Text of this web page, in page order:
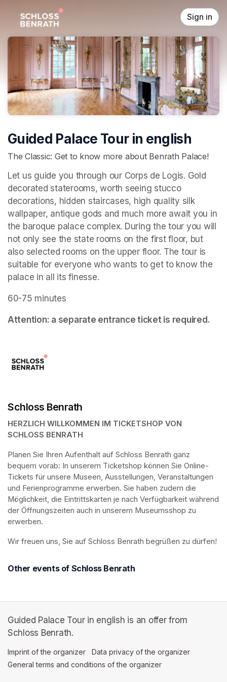
Sign in
Guided Palace Tour in english
The Classic: Get to know more about Benrath Palace!
Let us guide you through our Corps de Logis. Gold
decorated staterooms, worth seeing stucco
decorations, hidden staircases, high quality silk
wallpaper, antique gods and much more await you in
the baroque palace complex. During the tour you will
not only see the state rooms on the first floor, but
also selected rooms on the upper floor. The tour is
suitable for everyone who wants to get to know the
palace in all its finesse.
60-75 minutes
Attention: a separate entrance ticket is required.
Schloss Benrath
HERZLICH WILLKOMMEN IM TICKETSHOP VON
SCHLOSS BENRATH
Planen Sie Ihren Aufenthalt auf Schloss Benrath ganz
bequem vorab: In unserem Ticketshop können Sie Online-
Tickets für unsere Museen, Ausstellungen, Veranstaltungen
und Ferienprogramme erwerben. Sie haben zudem die
Möglichkeit, die Eintrittskarten je nach Verfügbarkeit während
der Öffnungszeiten auch in unserem Museumsshop zu
erwerben.
Wir freuen uns, Sie auf Schloss Benrath begrüßen zu dürfen!
Other events of Schloss Benrath
Guided Palace Tour in english is an offer from
Schloss Benrath.
Imprint of the organizer (opens in a new tab)
Data privacy of the organizer
General terms and conditions of the organizer